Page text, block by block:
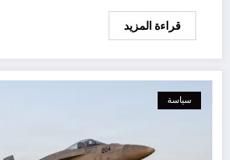
قراءة المزيد
سياسة